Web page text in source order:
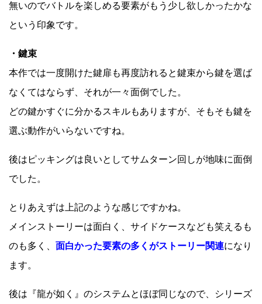
無いのでバトルを楽しめる要素がもう少し欲しかったかな
という印象です。
・鍵束
本作では一度開けた鍵扉も再度訪れると鍵束から鍵を選ば
なくてはならず、それが一々面倒でした。
どの鍵かすぐに分かるスキルもありますが、そもそも鍵を
選ぶ動作がいらないですね。
後はピッキングは良いとしてサムターン回しが地味に面倒
でした。
とりあえずは上記のような感じですかね。
メインストーリーは面白く、サイドケースなども笑えるも
のも多く、 面白かった要素の多くがストーリー関連になり
ます。
後は『龍が如く』のシステムとほぼ同じなので、シリーズ